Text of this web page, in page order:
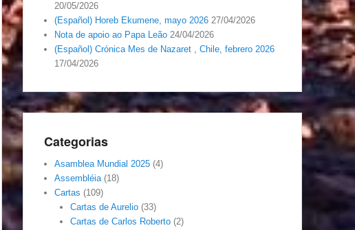
20/05/2026
(Español) Horeb Ekumene, mayo 2026 27/04/2026
Nota de apoio ao Papa Leão 24/04/2026
(Español) Crónica Mes de Nazaret , Chile, febrero 2026
17/04/2026
Categorias
Asamblea Mundial 2025 (4)
Assembléia(18)
Cartas (109)
Cartas de Aurelio(33)
Cartas de Carlos Roberto(2)